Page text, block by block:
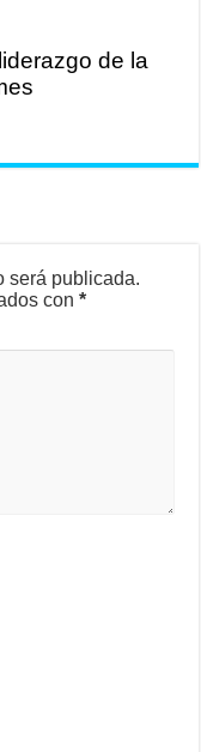
de la
será publicada.
con*